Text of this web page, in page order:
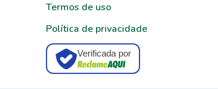
Termos de uso
Política de privacidade
Verificada por